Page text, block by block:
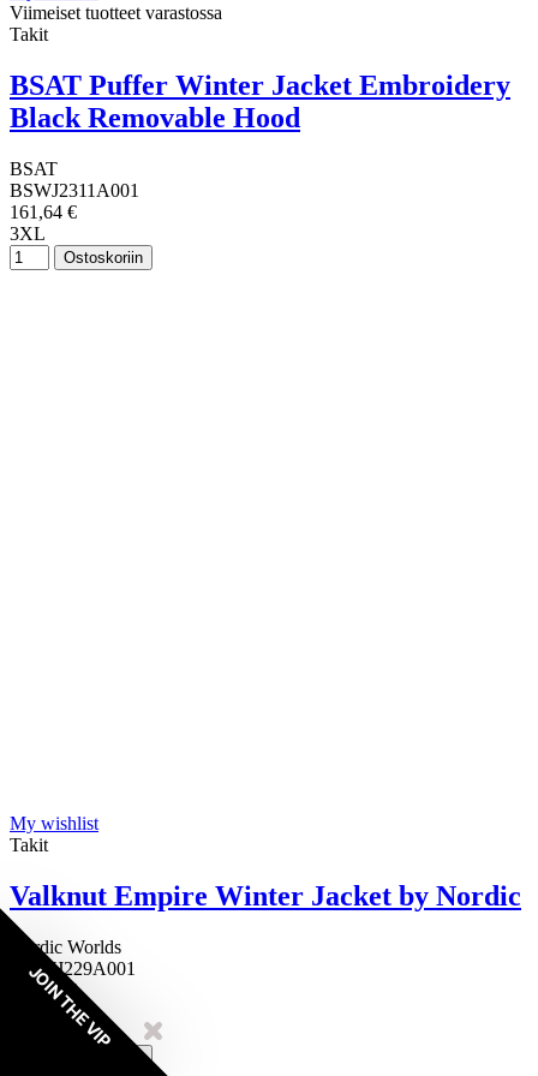
Viimeiset tuotteet varastossa
Takit
BSAT Puffer Winter Jacket Embroidery
Black Removable Hood
BSAT
BSWJ2311A001
161,64 €
3XL
Ostoskoriin
My wishlist
Takit
Valknut Empire Winter Jacket by Nordic
Nordic Worlds
NNWJ229A001
159,64 €
4 Reviews
Ostoskoriin
JOIN THE VIP